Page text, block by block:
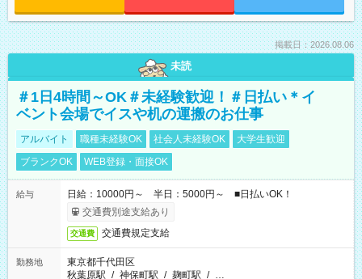
掲載日：2026.08.06
未読
＃1日4時間～OK＃未経験歓迎！＃日払い＊イ
ベント会場でイスや机の運搬のお仕事
アルバイト 職種未経験OK 社会人未経験OK
大学生歓迎
ブランクOK
WEB登録・面接OK
給与
日給：10000円～ 半日：5000円～ ■日払いOK！
交通費別途支給あり
交通費 交通費規定支給
勤務地
東京都千代田区
秋葉原駅 / 神保町駅 / 麹町駅 / …